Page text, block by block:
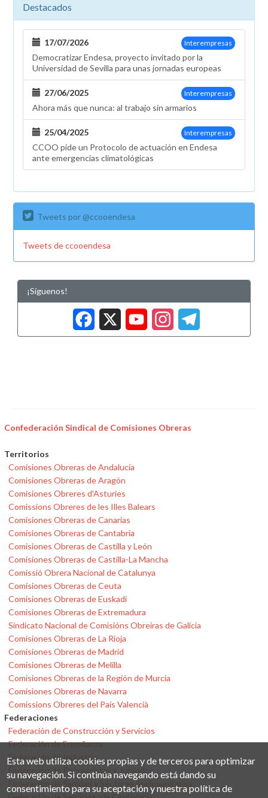
Destacados
Interempresas
17/07/2026
Democratizar Endesa, proyecto invitado por la
Universidad de Sevilla para unas jornadas europeas
Interempresas
27/06/2025
Ahora más que nunca: al trabajo sin armarios
Interempresas
25/04/2025
CCOO pide un Protocolo de actuación en Endesa
ante emergencias climatológicas
Tweets por @ccooendesa
Tweets de ccooendesa
¡Síguenos!
Facebook
X
Confederación Sindical de Comisiones Obreras
Territorios
Comisiones Obreras de Andalucía
Comisiones Obreras de Aragón
Comisiones Obreres d'Asturies
Comissions Obreres de les Illes Balears
Comisiones Obreras de Canarias
Comisiones Obreras de Cantabria
Comisiones Obreras de Castilla y León
Comisiones Obreras de Castilla-La Mancha
Comissió Obrera Nacional de Catalunya
Comisiones Obreras de Ceuta
Comisiones Obreras de Euskadi
Comisiones Obreras de Extremadura
Sindicato Nacional de Comisións Obreiras de Galicia
Comisiones Obreras de La Rioja
Comisiones Obreras de Madrid
Comisiones Obreras de Melilla
Comisiones Obreras de la Región de Murcia
Comisiones Obreras de Navarra
Comissions Obreres del País Valencià
Federaciones
Federación de Construcción y Servicios
Federación de Enseñanza
Federación de Industria
Federación de Pensionistas y Jubilados
Federación de Sanidad y Sectores Sociosanitarios
Esta web utiliza cookies propias y de terceros para optimizar
su navegación. Si continúa navegando está dando su
consentimiento para su aceptación y nuestra política de